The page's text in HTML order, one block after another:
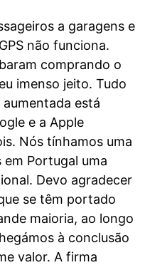
a garagens e
não funciona.
comprando o
imenso jeito. Tudo
está
e a Apple
Nós tínhamos uma
Portugal uma
Devo agradecer
se têm portado
maioria, ao longo
à conclusão
valor. A firma